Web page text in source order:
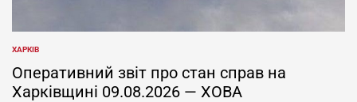
ОПУБЛІКУВАТИ
У
ХАРКІВ
Оперативний звіт про стан справ на
Харківщині 09.08.2026 — ХОВА